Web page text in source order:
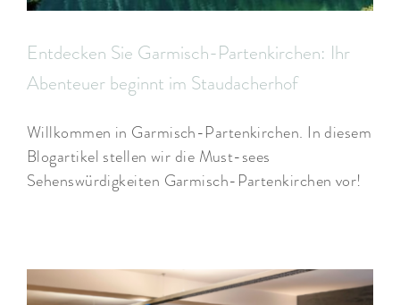
Entdecken Sie Garmisch-Partenkirchen: Ihr
Abenteuer beginnt im Staudacherhof
Willkommen in Garmisch-Partenkirchen. In diesem
Blogartikel stellen wir die Must-sees
Sehenswürdigkeiten Garmisch-Partenkirchen vor!